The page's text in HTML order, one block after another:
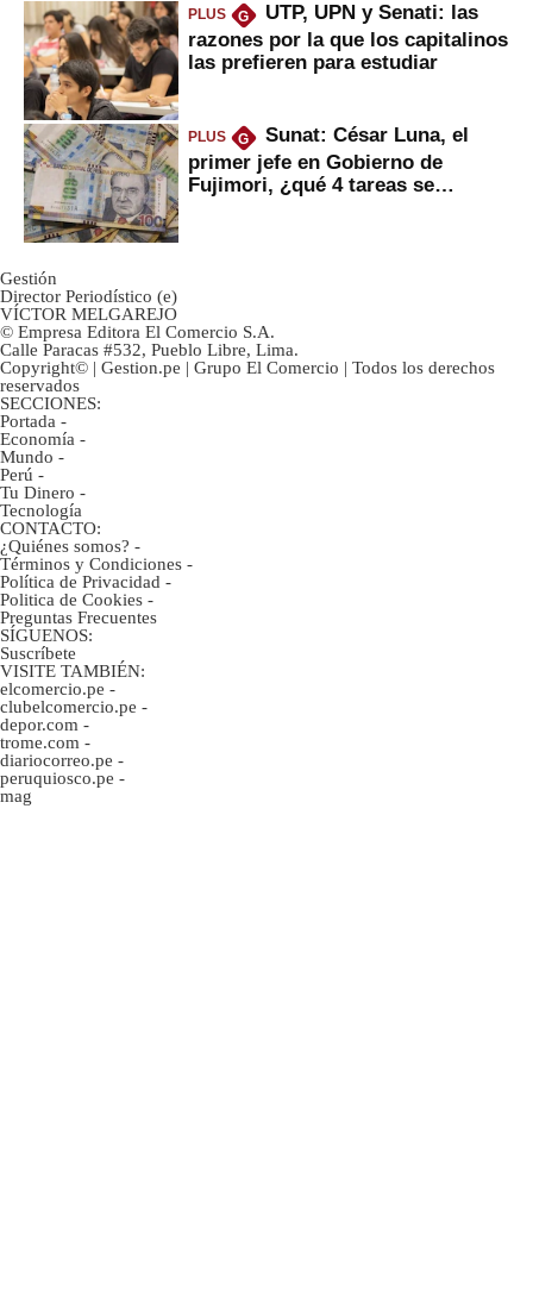
PLUS G
UTP, UPN y Senati: las
razones por la que los capitalinos
las prefieren para estudiar
PLUS G
Sunat: César Luna, el
primer jefe en Gobierno de
Fujimori, ¿qué 4 tareas se
Gestión
Director Periodístico (e)
VÍCTOR MELGAREJO
© Empresa Editora El Comercio S.A.
Calle Paracas #532, Pueblo Libre, Lima.
Copyright© | Gestion.pe | Grupo El Comercio | Todos los derechos
reservados
SECCIONES:
Portada -
Economía -
Mundo -
Perú -
Tu Dinero -
Tecnología
CONTACTO:
¿Quiénes somos? -
Términos y Condiciones -
Política de Privacidad -
Politica de Cookies -
Preguntas Frecuentes
SÍGUENOS:
Suscríbete
VISITE TAMBIÉN:
elcomercio.pe -
clubelcomercio.pe -
depor.com -
trome.com -
diariocorreo.pe -
peruquiosco.pe -
mag